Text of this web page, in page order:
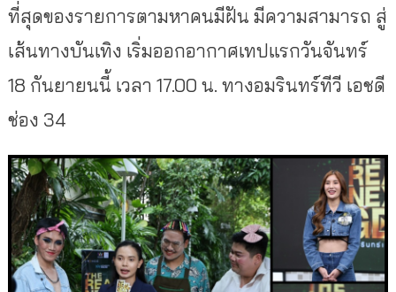
ที่สุดของรายการตามหาคนมีฝัน มีความสามารถ สู่
เส้นทางบันเทิง เริ่มออกอากาศเทปแรกวันจันทร์
18 กันยายนนี้ เวลา 17.00 น. ทางอมรินทร์ทีวี เอชดี
ช่อง 34